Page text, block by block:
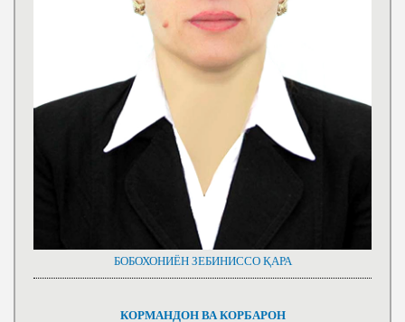
БОБОХОНИЁН ЗЕБИНИССО ҚАРА
КОРМАНДОН ВА КОРБАРОН